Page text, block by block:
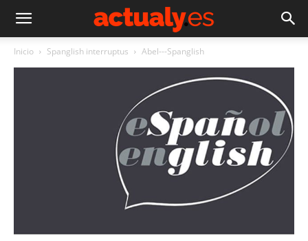
Inicio Spanglish interruptus Abel---Spanglish